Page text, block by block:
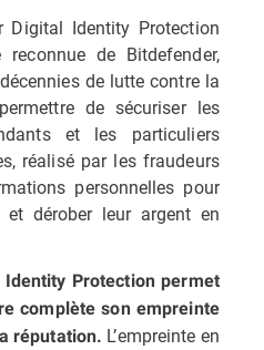
Digital Identity Protection
de Bitdefender,
de lutte contre la
de sécuriser les
et les particuliers
réalisé par les fraudeurs
personnelles pour
dérober leur argent en
Protection permet
complète son empreinte
réputation. L’empreinte en